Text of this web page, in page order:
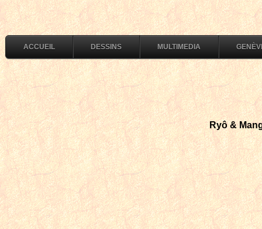
ACCUEIL DESSINS MULTIMEDIA
Ryô &